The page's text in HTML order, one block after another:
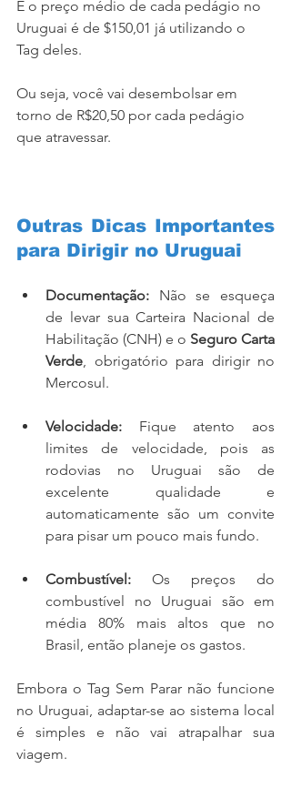
E o preço médio de cada pedágio no
Uruguai é de $150,01 já utilizando o
Tag deles.
Ou seja, você vai desembolsar em
torno de R$20,50 por cada pedágio
que atravessar.
Outras Dicas Importantes
para Dirigir no Uruguai
Documentação: Não se esqueça
de levar sua Carteira Nacional de
Habilitação (CNH) e o Seguro Carta
Verde, obrigatório para dirigir no
Mercosul.
Velocidade: Fique atento aos
limites de velocidade, pois as
rodovias no Uruguai são de
excelente qualidade e
automaticamente são um convite
para pisar um pouco mais fundo.
Combustível: Os preços do
combustível no Uruguai são em
média 80% mais altos que no
Brasil, então planeje os gastos.
Embora o Tag Sem Parar não funcione
no Uruguai, adaptar-se ao sistema local
é simples e não vai atrapalhar sua
viagem.